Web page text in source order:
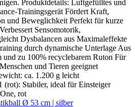
Produktdetails: Luftgefülltes und
Trainingsgerät Fördert Kraft,
und Beweglichkeit Perfekt für kurze
Sensomotorik,
Dysbalancen aus Maximaleffekte
durch dynamische Unterlage Aus
und zu 100% recyclebarem Ruton Für
und Tieren geeignet
ca. 1.200 g leicht
(rot): Stabiler, ideal für Einsteiger
rot